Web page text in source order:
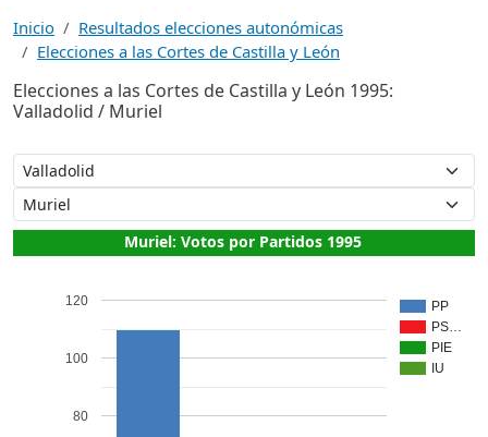
Inicio
Resultados elecciones autonómicas
Elecciones a las Cortes de Castilla y León
Elecciones a las Cortes de Castilla y León 1995:
Valladolid / Muriel
Muriel: Votos por Partidos 1995
PP
PS…
PIE
IU
80
100
120